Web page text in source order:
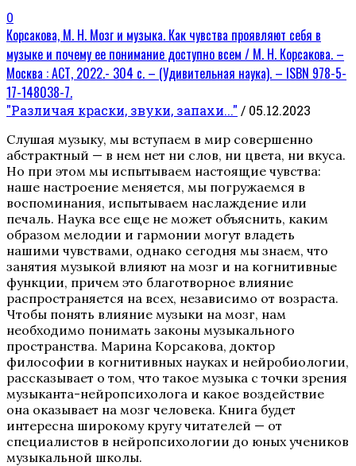
0
Корсакова, М. Н. Мозг и музыка. Как чувства проявляют себя в
музыке и почему ее понимание доступно всем / М. Н. Корсакова. –
Москва : АСТ, 2022.- 304 с. – (Удивительная наука). – ISBN 978-5-
17-148038-7.
"Различая краски, звуки, запахи..." / 05.12.2023
Слушая музыку, мы вступаем в мир совершенно
абстрактный — в нем нет ни слов, ни цвета, ни вкуса.
Но при этом мы испытываем настоящие чувства:
наше настроение меняется, мы погружаемся в
воспоминания, испытываем наслаждение или
печаль. Наука все еще не может объяснить, каким
образом мелодии и гармонии могут владеть
нашими чувствами, однако сегодня мы знаем, что
занятия музыкой влияют на мозг и на когнитивные
функции, причем это благотворное влияние
распространяется на всех, независимо от возраста.
Чтобы понять влияние музыки на мозг, нам
необходимо понимать законы музыкального
пространства. Марина Корсакова, доктор
философии в когнитивных науках и нейробиологии,
рассказывает о том, что такое музыка с точки зрения
музыканта-нейропсихолога и какое воздействие
она оказывает на мозг человека. Книга будет
интересна широкому кругу читателей — от
специалистов в нейропсихологии до юных учеников
музыкальной школы.